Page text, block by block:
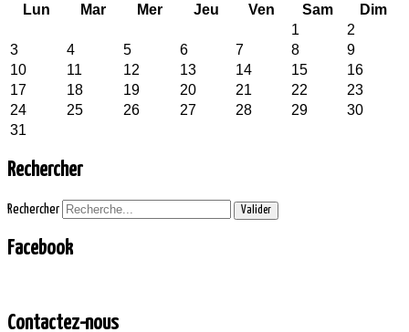
Lun
Mar Mer Jeu Ven Sam
Dim
1
2
3
4 5 6 7 8
9
10
11 12 13 14 15
16
17
18 19 20 21 22
23
24
25 26 27 28 29
30
31
Rechercher
Rechercher Valider
Facebook
Contactez-nous